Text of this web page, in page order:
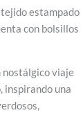
estampado
con bolsillos
nostálgico viaje
inspirando una